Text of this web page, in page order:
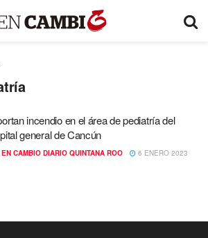
incendio en el área de pediatría del
general de Cancún
EN CAMBIO DIARIO QUINTANA ROO
6 ENERO 2023